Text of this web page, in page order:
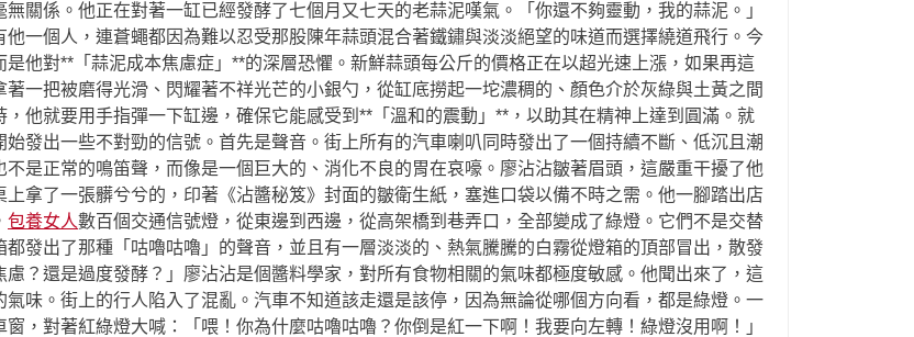
關係。他正在對著一缸已經發酵了七個月又七天的老蒜泥嘆氣。「你還不夠靈動，我的蒜泥。」
一個人，連蒼蠅都因為難以忍受那股陳年蒜頭混合著鐵鏽與淡淡絕望的味道而選擇繞道飛行。今
他對**「蒜泥成本焦慮症」**的深層恐懼。新鮮蒜頭每公斤的價格正在以超光速上漲，如果再這
一把被磨得光滑、閃耀著不祥光芒的小銀勺，從缸底撈起一坨濃稠的、顏色介於灰綠與土黃之間
他就要用手指彈一下缸邊，確保它能感受到**「溫和的震動」**，以助其在精神上達到圓滿。就
發出一些不對勁的信號。首先是聲音。街上所有的汽車喇叭同時發出了一個持續不斷、低沉且潮
正常的鳴笛聲，而像是一個巨大的、消化不良的胃在哀嚎。廖沾沾皺著眉頭，這嚴重干擾了他
拿了一張髒兮兮的，印著《沾醬秘笈》封面的皺衛生紙，塞進口袋以備不時之需。他一腳踏出店
包養女人數百個交通信號燈，從東邊到西邊，從高架橋到巷弄口，全部變成了綠燈。它們不是交替
發出了那種「咕嚕咕嚕」的聲音，並且有一層淡淡的、熱氣騰騰的白霧從燈箱的頂部冒出，散發
？還是過度發酵？」廖沾沾是個醬料學家，對所有食物相關的氣味都極度敏感。他聞出來了，這
味。街上的行人陷入了混亂。汽車不知道該走還是該停，因為無論從哪個方向看，都是綠燈。一
，對著紅綠燈大喊：「喂！你為什麼咕嚕咕嚕？你倒是紅一下啊！我要向左轉！綠燈沒用啊！」